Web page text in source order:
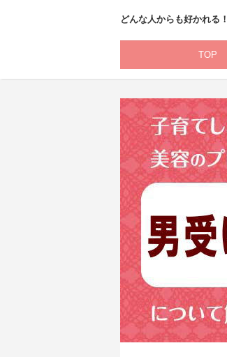
どんな人からも好かれる
TOP